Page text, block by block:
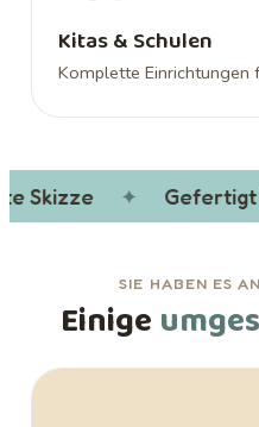
Kitas & Schulen
Komplette Einrichtungen
Skizze Gefertigt
SIE HABEN ES
Einige